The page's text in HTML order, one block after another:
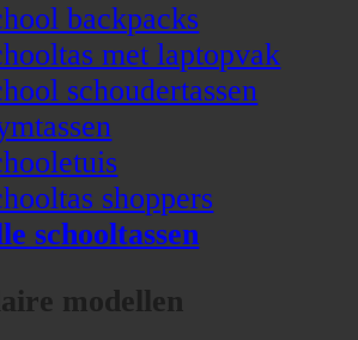
backpacks
met laptopvak
schoudertassen
shoppers
schooltassen
modellen